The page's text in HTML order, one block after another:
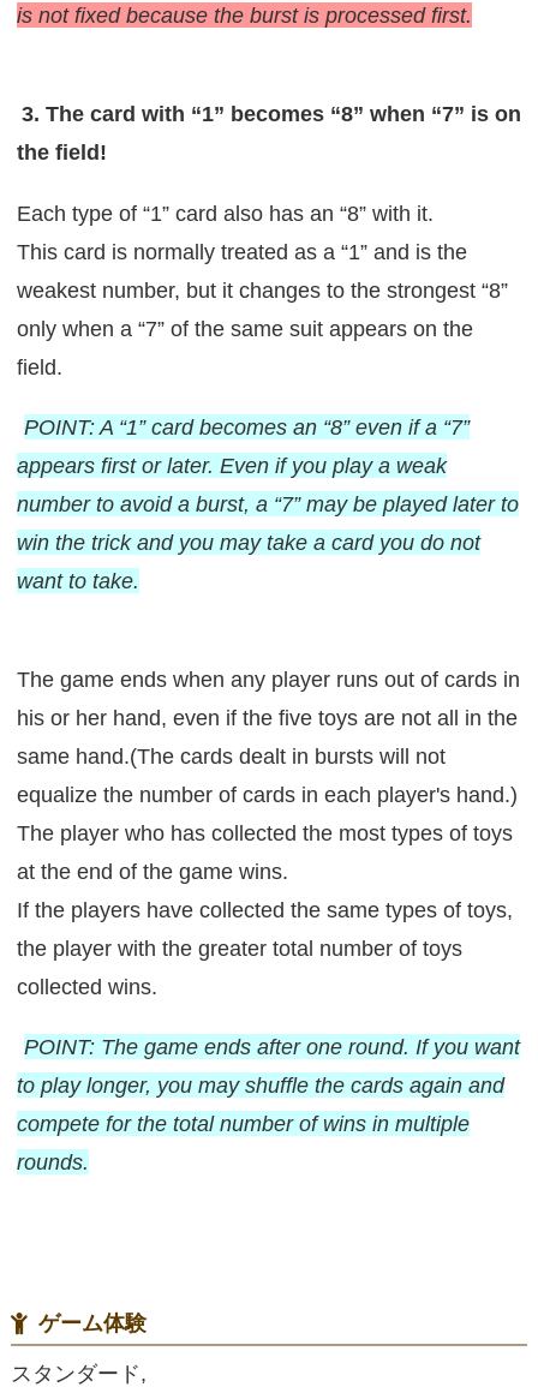
is not fixed because the burst is processed first.
3. The card with “1” becomes “8” when “7” is on
the field!
Each type of “1” card also has an “8” with it.
This card is normally treated as a “1” and is the
weakest number, but it changes to the strongest “8”
only when a “7” of the same suit appears on the
field.
POINT: A “1” card becomes an “8” even if a “7”
appears first or later. Even if you play a weak
number to avoid a burst, a “7” may be played later to
win the trick and you may take a card you do not
want to take.
The game ends when any player runs out of cards in
his or her hand, even if the five toys are not all in the
same hand.(The cards dealt in bursts will not
equalize the number of cards in each player's hand.)
The player who has collected the most types of toys
at the end of the game wins.
If the players have collected the same types of toys,
the player with the greater total number of toys
collected wins.
POINT: The game ends after one round. If you want
to play longer, you may shuffle the cards again and
compete for the total number of wins in multiple
rounds.
ゲーム体験
スタンダード,